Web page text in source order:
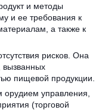
и методы
и ее требования к
а также к
рисков. Она
вызванных
пищевой продукции.
управления,
(торговой